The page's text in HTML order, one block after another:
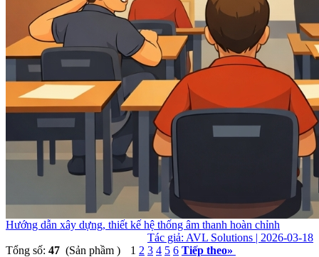
Hướng dẫn xây dựng, thiết kế hệ thống âm thanh hoàn chỉnh
Tác giả: AVL Solutions | 2026-03-18
Tổng số: 47 (Sản phầm ) 1 2 3 4 5 6 Tiếp theo»